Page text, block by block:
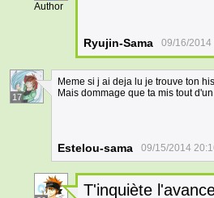
Author
Ryujin-Sama 09/16/2014
17
Meme si j ai deja lu je trouve ton
Mais dommage que ta mis tout
Estelou-sama 09/15/2014
T'inquiète